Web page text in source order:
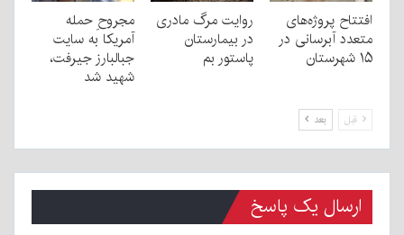
افتتاح پروژه‌های
متعدد آبرسانی در
۱۵ شهرستان
روایت مرگ مادری
در بیمارستان
پاستور بم
مجروحِ حمله
آمریکا به سایت
جبالبارز جیرفت،
شهید شد
قبل بعد
ارسال یک پاسخ